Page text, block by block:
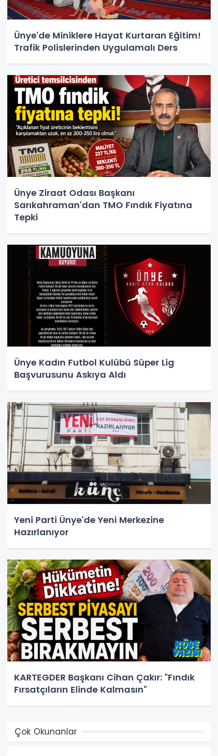
Ünye'de Miniklere Hayat Kurtaran Eğitim!
Trafik Polislerinden Uygulamalı Ders
Ünye Ziraat Odası Başkanı
Sarıkahraman'dan TMO Fındık Fiyatına
Tepki
Ünye Kadın Futbol Kulübü Süper Lig
Başvurusunu Askıya Aldı
Yeni Parti Ünye'de Yeni Merkezine
Hazırlanıyor
KARTEGDER Başkanı Cihan Çakır: "Fındık
Fırsatçıların Elinde Kalmasın"
Çok Okunanlar